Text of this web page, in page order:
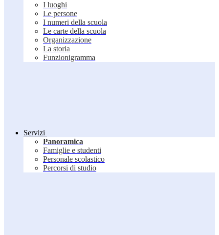
I luoghi
Le persone
I numeri della scuola
Le carte della scuola
Organizzazione
La storia
Funzionigramma
Servizi
Panoramica
Famiglie e studenti
Personale scolastico
Percorsi di studio